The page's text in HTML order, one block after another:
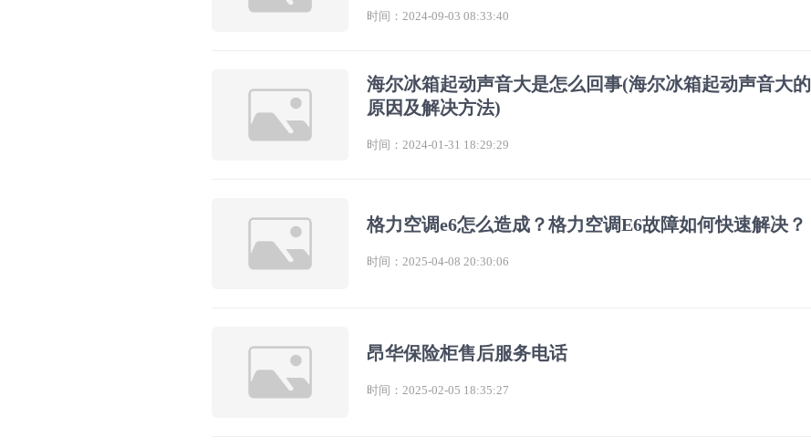
时间：2024-09-03 08:33:40
海尔冰箱起动声音大是怎么回事(海尔冰箱起动声音大的
原因及解决方法)
时间：2024-01-31 18:29:29
格力空调e6怎么造成？格力空调E6故障如何快速解决？
时间：2025-04-08 20:30:06
昂华保险柜售后服务电话
时间：2025-02-05 18:35:27